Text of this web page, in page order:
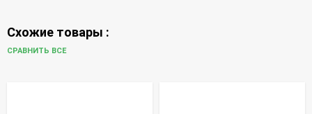
Схожие товары :
СРАВНИТЬ ВСЕ